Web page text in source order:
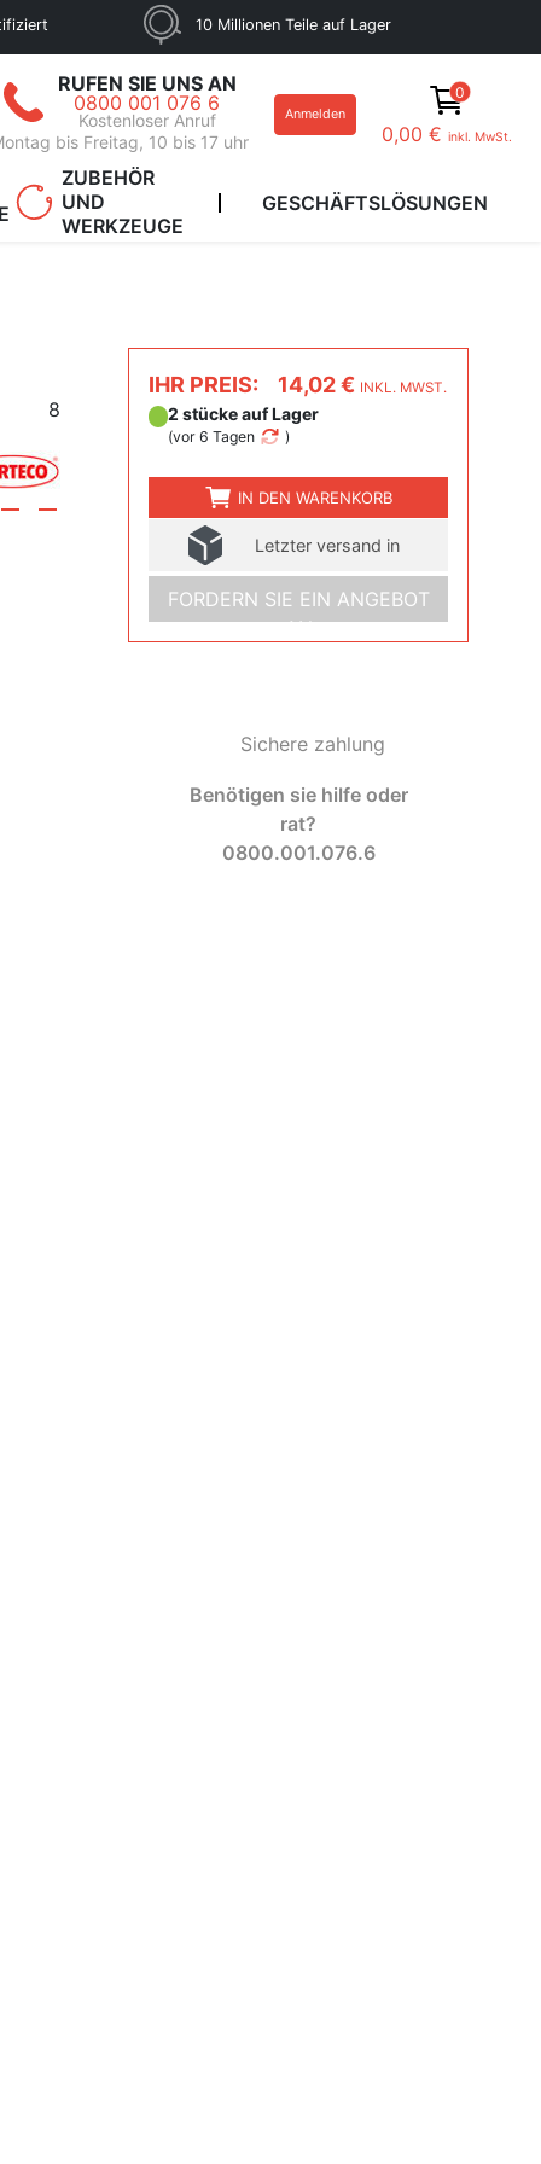
10 Millionen Teile auf Lager
RUFEN SIE UNS AN
0800 001 076 6
Kostenloser Anruf
bis Freitag, 10 bis 17 uhr
Anmelden
0
0,00 € inkl. MwSt.
ZUBEHÖR
UND
WERKZEUGE
GESCHÄFTSLÖSUNGEN
8
IHR PREIS: 14,02 € INKL. MWST.
2 stücke auf Lager
(vor 6 Tagen )
IN DEN WARENKORB
Letzter versand in
FORDERN SIE EIN ANGEBOT
AN
Sichere zahlung
Benötigen sie hilfe oder
rat?
0800.001.076.6